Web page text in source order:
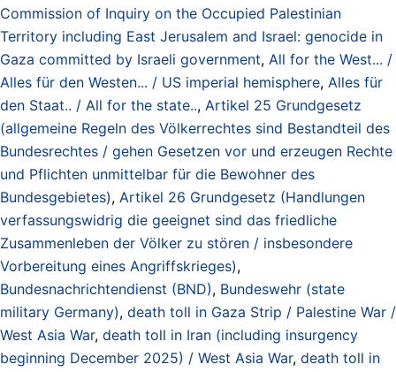
Commission of Inquiry on the Occupied Palestinian
Territory including East Jerusalem and Israel: genocide in
Gaza committed by Israeli government, All for the West... /
Alles für den Westen... / US imperial hemisphere, Alles für
den Staat.. / All for the state.., Artikel 25 Grundgesetz
(allgemeine Regeln des Völkerrechtes sind Bestandteil des
Bundesrechtes / gehen Gesetzen vor und erzeugen Rechte
und Pflichten unmittelbar für die Bewohner des
Bundesgebietes), Artikel 26 Grundgesetz (Handlungen
verfassungswidrig die geeignet sind das friedliche
Zusammenleben der Völker zu stören / insbesondere
Vorbereitung eines Angriffskrieges),
Bundesnachrichtendienst (BND), Bundeswehr (state
military Germany), death toll in Gaza Strip / Palestine War /
West Asia War, death toll in Iran (including insurgency
beginning December 2025) / West Asia War, death toll in